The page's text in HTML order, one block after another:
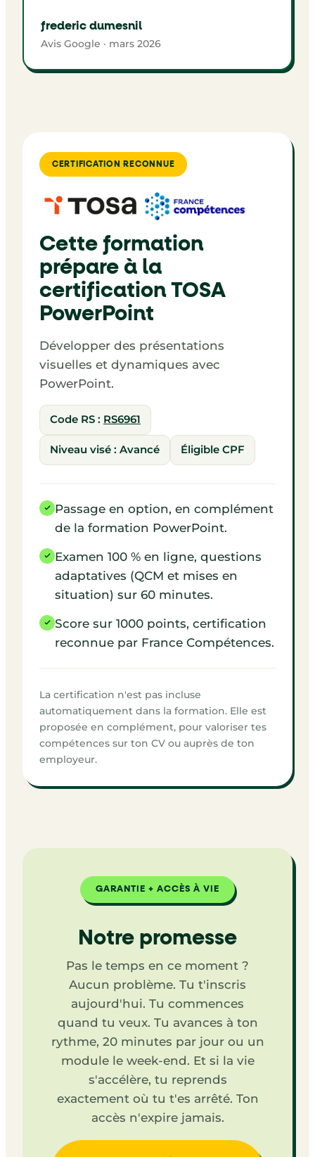
frederic dumesnil
Avis Google · mars 2026
CERTIFICATION RECONNUE
Cette formation
prépare à la
certification TOSA
PowerPoint
Développer des présentations
visuelles et dynamiques avec
PowerPoint.
Code RS : RS6961
Niveau visé : Avancé Éligible CPF
Passage en option, en complément
de la formation PowerPoint.
Examen 100 % en ligne, questions
adaptatives (QCM et mises en
situation) sur 60 minutes.
Score sur 1000 points, certification
reconnue par France Compétences.
La certification n'est pas incluse
automatiquement dans la formation. Elle est
proposée en complément, pour valoriser tes
compétences sur ton CV ou auprès de ton
employeur.
GARANTIE + ACCÈS À VIE
Notre promesse
Pas le temps en ce moment ?
Aucun problème. Tu t'inscris
aujourd'hui. Tu commences
quand tu veux. Tu avances à ton
rythme, 20 minutes par jour ou un
module le week-end. Et si la vie
s'accélère, tu reprends
exactement où tu t'es arrêté. Ton
accès n'expire jamais.